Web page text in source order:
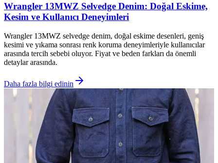
Wrangler 13MWZ Selvedge Denim: Doğal Eskime,
Kesim ve Kullanıcı Deneyimleri
Wrangler 13MWZ selvedge denim, doğal eskime desenleri, geniş
kesimi ve yıkama sonrası renk koruma deneyimleriyle kullanıcılar
arasında tercih sebebi oluyor. Fiyat ve beden farkları da önemli
detaylar arasında.
Daha fazla bilgi edinin